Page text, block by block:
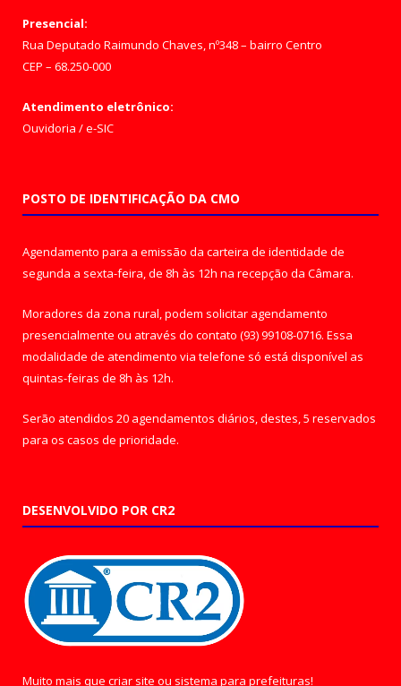
Presencial:
Rua Deputado Raimundo Chaves, nº348 – bairro Centro
CEP – 68.250-000
Atendimento eletrônico:
Ouvidoria /e-SIC
POSTO DE IDENTIFICAÇÃO DA CMO
Agendamento para a emissão da carteira de identidade de
segunda a sexta-feira, de 8h às 12h na recepção da Câmara.
Moradores da zona rural, podem solicitar agendamento
presencialmente ou através do contato (93) 99108-0716. Essa
modalidade de atendimento via telefone só está disponível as
quintas-feiras de 8h às 12h.
Serão atendidos 20 agendamentos diários, destes, 5 reservados
para os casos de prioridade.
DESENVOLVIDO POR CR2
Muito mais que criar site ou sistema para prefeituras!